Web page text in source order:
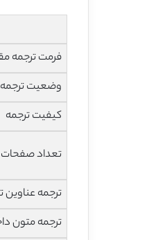
فرمت ترجمه
وضعیت ترجمه
کیفیت ترجمه
تعداد صفحات
ترجمه عناوین
ترجمه متون